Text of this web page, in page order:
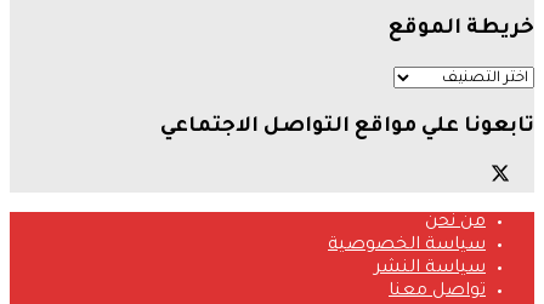
خريطة الموقع
تابعونا علي مواقع التواصل الاجتماعي
من نحن
سياسة الخصوصية
سياسة النشر
تواصل معنا